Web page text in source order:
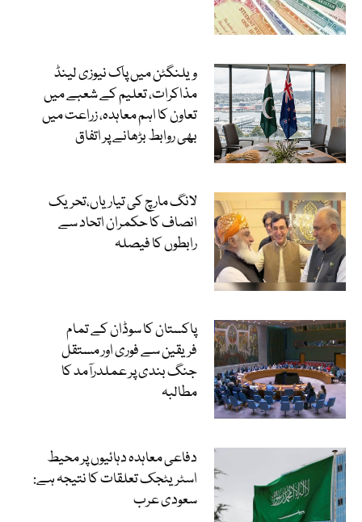
ویلنگٹن میں پاک نیوزی لینڈ
مذاکرات، تعلیم کے شعبے میں
تعاون کا اہم معاہدہ، زراعت میں
بھی روابط بڑھانے پر اتفاق
لانگ مارچ کی تیاریاں،تحریک
انصاف کا حکمران اتحاد سے
رابطوں کا فیصلہ
پاکستان کا سوڈان کے تمام
فریقین سے فوری اور مستقل
جنگ بندی پر عملدرآمد کا
مطالبہ
دفاعی معاہدہ دہائیوں پر محیط
اسٹریٹجک تعلقات کا نتیجہ ہے:
سعودی عرب